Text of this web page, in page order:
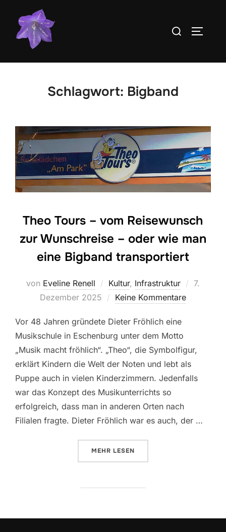
Inhalt
springen
Suchen
Schlagwort: Bigband
Theo Tours – vom Reisewunsch
zur Wunschreise – oder wie man
eine Bigband transportiert
von Eveline Renell Kultur, Infrastruktur
7.
Dezember 2025
Keine Kommentare
Vor 48 Jahren gründete Dieter Fröhlich eine
Musikschule in Eschenburg unter dem Motto
„Musik macht fröhlich“. „Theo“, die Symbolfigur,
erklärt Kindern die Welt der Noten und lebt als
Puppe auch in vielen Kinderzimmern. Jedenfalls
war das Konzept des Musikunterrichts so
erfolgreich, dass man in anderen Orten nach
Filialen fragte. Dieter Fröhlich war es auch, der …
MEHR ÜBER „THEO TOURS – VOM
LESEN